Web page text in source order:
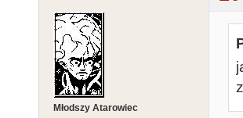
Młodszy Atarowiec